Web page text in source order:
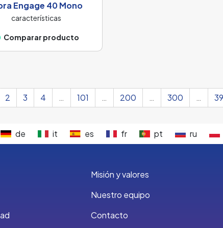
Engage 40 Mono
características
Comparar producto
2 3 4 … 101 … 200 … 300 …
de it es fr pt ru
Misión y valores
Nuestro equipo
Contacto